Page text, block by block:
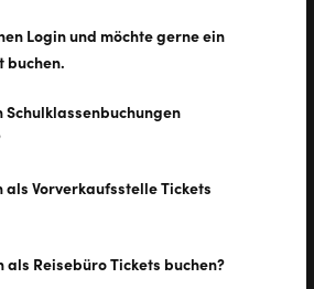
Login und möchte gerne ein
buchen.
Schulklassenbuchungen
als Vorverkaufsstelle Tickets
als Reisebüro Tickets buchen?